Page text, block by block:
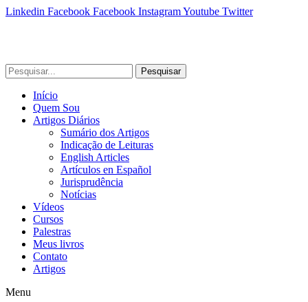
Linkedin Facebook Facebook InstagramYoutube Twitter
Pesquisar
Início
Quem Sou
Artigos Diários
Sumário dos Artigos
Indicação de Leituras
English Articles
Artículos en Español
Jurisprudência
Notícias
Vídeos
Cursos
Palestras
Meus livros
Contato
Artigos
Menu